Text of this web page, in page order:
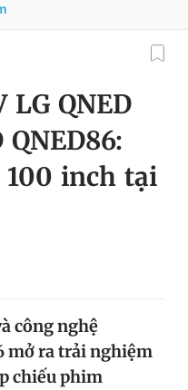
360
QNED
inch tại
công nghệ
mở ra trải nghiệm
chiếu phim